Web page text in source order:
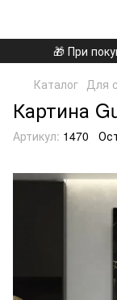
🎁 При
Каталог Для
Картина
Артикул: 1470